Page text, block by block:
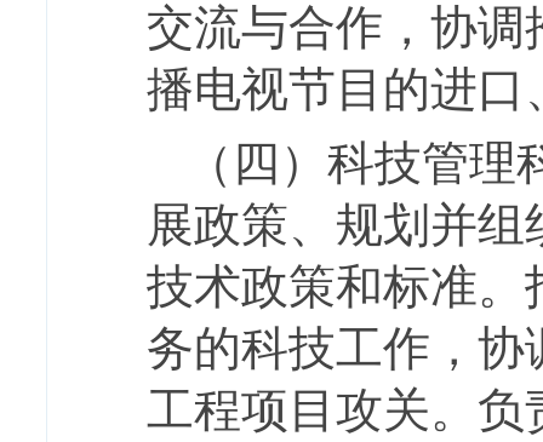
交流与合作，协调
播电视节目的进口
（四）科技管
展政策、规划并
技术政策和标准
务的科技工作，
工程项目攻关。